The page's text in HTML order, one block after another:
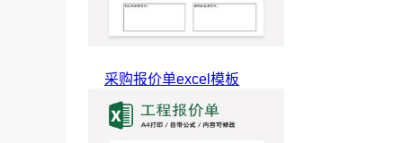
采购报价单excel模板